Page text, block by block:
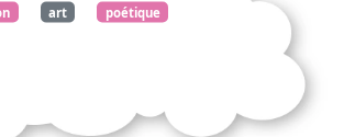
art poétique